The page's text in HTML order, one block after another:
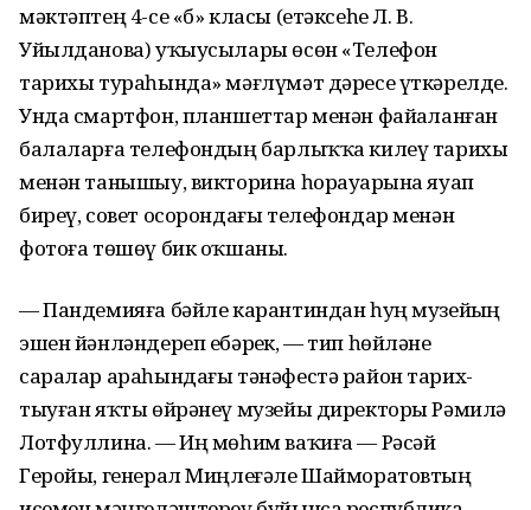
мәктәптең 4-се «б» класы (етәксеһе Л. В.
Уйылданова) уҡыусылары өсөн «Телефон
тарихы тураһында» мәғлүмәт дәресе үткәрелде.
Унда смартфон, планшеттар менән файҙаланған
балаларға телефондың барлыҡҡа килеү тарихы
менән танышыу, викторина һорауҙарына яуап
биреү, совет осорондағы телефондар менән
фотоға төшөү бик оҡшаны.
— Пандемияға бәйле карантиндан һуң музейҙың
эшен йәнләндереп ебәрҙек, — тип һөйләне
саралар араһындағы тәнәфестә район тарих-
тыуған яҡты өйрәнеү музейы директоры Рәмилә
Лотфуллина. — Иң мөһим ваҡиға — Рәсәй
Геройы, генерал Миңлеғәле Шайморатовтың